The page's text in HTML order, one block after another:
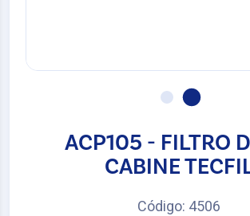
ACP105 - FILTRO
CABINE
Código: 4506